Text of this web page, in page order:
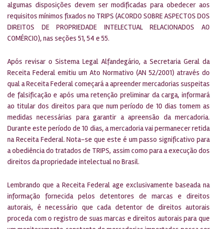
algumas disposições devem ser modificadas para obedecer aos
requisitos mínimos fixados no TRIPS (ACORDO SOBRE ASPECTOS DOS
DIREITOS DE PROPRIEDADE INTELECTUAL RELACIONADOS AO
COMÉRCIO), nas seções 51, 54 e 55.
Após revisar o Sistema Legal Alfandegário, a Secretaria Geral da
Receita Federal emitiu um Ato Normativo (AN 52/2001) através do
qual a Receita Federal começará a apreender mercadorias suspeitas
de falsificação e após uma retenção preliminar da carga, informará
ao titular dos direitos para que num período de 10 dias tomem as
medidas necessárias para garantir a apreensão da mercadoria.
Durante este período de 10 dias, a mercadoria vai permanecer retida
na Receita Federal. Nota-se que este é um passo significativo para
a obediência do tratados de TRIPS, assim como para a execução dos
direitos da propriedade intelectual no Brasil.
Lembrando que a Receita Federal age exclusivamente baseada na
informação fornecida pelos detentores de marcas e direitos
autorais, é necessário que cada detentor de direitos autorais
proceda com o registro de suas marcas e direitos autorais para que